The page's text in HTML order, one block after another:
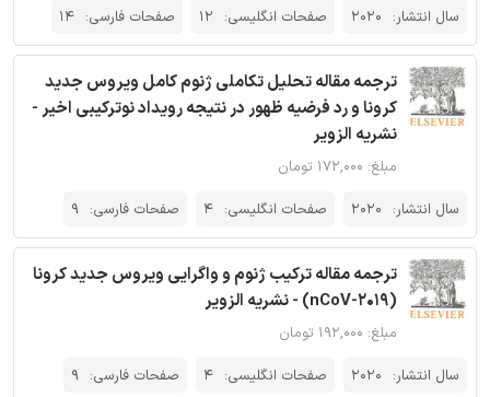
سال انتشار: 2020 صفحات انگلیسی: 12 صفحات فارسی: 14
ترجمه مقاله تحلیل تکاملی ژنوم کامل ویروس جدید
کرونا و رد فرضیه ظهور در نتیجه رویداد نوترکیبی اخیر -
نشریه الزویر
مبلغ: ۱۷۲,۰۰۰ تومان
سال انتشار: 2020 صفحات انگلیسی: 4 صفحات فارسی: 9
ترجمه مقاله ترکیب ژنوم و واگرایی ویروس جدید کرونا
(2019-nCoV) - نشریه الزویر
مبلغ: ۱۹۲,۰۰۰ تومان
سال انتشار: 2020 صفحات انگلیسی: 4 صفحات فارسی: 9